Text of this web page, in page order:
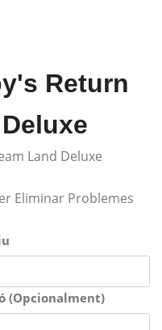
Return
Land Deluxe
Eliminar Problemes
(Opcionalment)